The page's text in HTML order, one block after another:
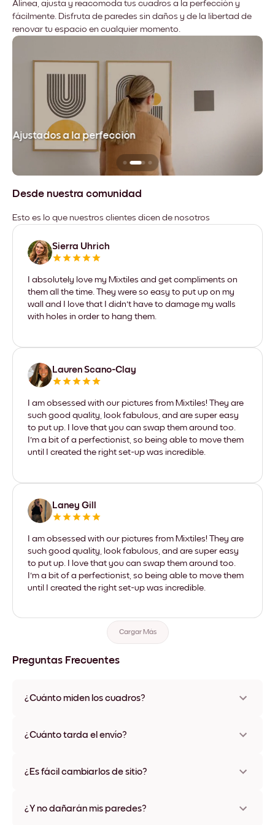
Alinea, ajusta y reacomoda tus cuadros a la perfección y
fácilmente. Disfruta de paredes sin daños y de la libertad de
renovar tu espacio en cualquier momento.
Ajustados a la perfección
Desde nuestra comunidad
Esto es lo que nuestros clientes dicen de nosotros
Sierra Uhrich
I absolutely love my Mixtiles and get compliments on
them all the time. They were so easy to put up on my
wall and I love that I didn't have to damage my walls
with holes in order to hang them.
Lauren Scano-Clay
I am obsessed with our pictures from Mixtiles! They are
such good quality, look fabulous, and are super easy
to put up. I love that you can swap them around too.
I'm a bit of a perfectionist, so being able to move them
until I created the right set-up was incredible.
Laney Gill
I am obsessed with our pictures from Mixtiles! They are
such good quality, look fabulous, and are super easy
to put up. I love that you can swap them around too.
I'm a bit of a perfectionist, so being able to move them
until I created the right set-up was incredible.
Cargar Más
Preguntas Frecuentes
¿Cuánto miden los cuadros?
varios materiales y colores de marco, incluidas opciones sin
¿Cuánto tarda el envío?
disponibles en algunos países. Te enviaremos un número de
¿Es fácil cambiarlos de sitio?
ningún daño
¿Y no dañarán mis paredes?